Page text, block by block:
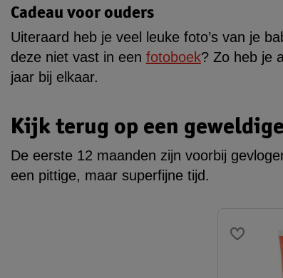
Cadeau voor ouders
Uiteraard heb je veel leuke foto’s van je
deze niet vast in een fotoboek? Zo heb je
jaar bij elkaar.
Kijk terug op een
De eerste 12 maanden zijn voorbij
een pittige, maar superfijne tijd.